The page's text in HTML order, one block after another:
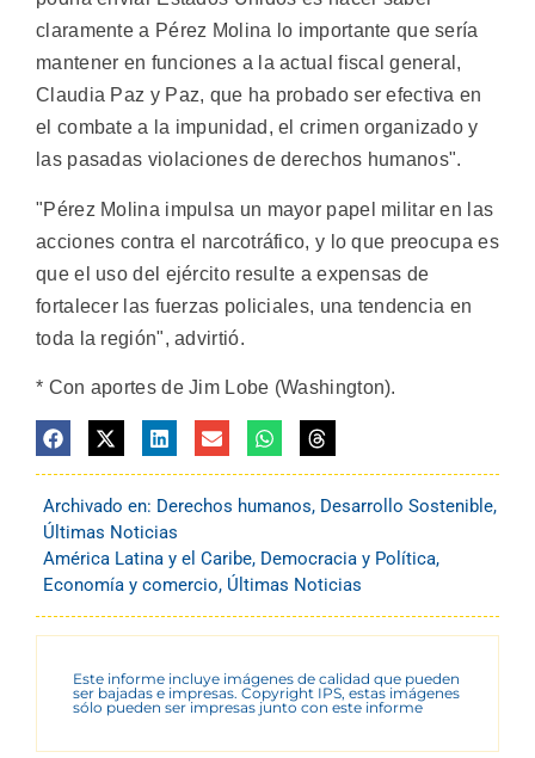
claramente a Pérez Molina lo importante que sería
mantener en funciones a la actual fiscal general,
Claudia Paz y Paz, que ha probado ser efectiva en
el combate a la impunidad, el crimen organizado y
las pasadas violaciones de derechos humanos".
"Pérez Molina impulsa un mayor papel militar en las
acciones contra el narcotráfico, y lo que preocupa es
que el uso del ejército resulte a expensas de
fortalecer las fuerzas policiales, una tendencia en
toda la región", advirtió.
* Con aportes de Jim Lobe (Washington).
Archivado en: Derechos humanos, Desarrollo Sostenible,
Últimas Noticias
América Latina y el Caribe, Democracia y Política,
Economía y comercio, Últimas Noticias
Este informe incluye imágenes de calidad que pueden
ser bajadas e impresas. Copyright IPS, estas imágenes
sólo pueden ser impresas junto con este informe